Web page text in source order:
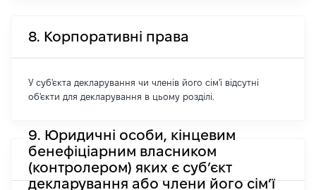
8. Корпоративні права
У суб'єкта декларування чи членів його сім'ї відсутні
об'єкти для декларування в цьому розділі.
9. Юридичні особи, кінцевим
бенефіціарним власником
(контролером) яких є суб’єкт
декларування або члени його сім’ї